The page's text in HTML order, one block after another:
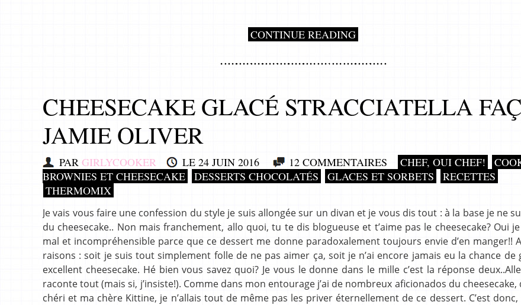
CONTINUE READING
CHEESECAKE GLACÉ STRACCIATELLA
JAMIE OLIVER
PAR GIRLYCOOKER LE 24 JUIN 2016 12 COMMENTAIRES CHEF, OUI CHEF!
BROWNIES ET CHEESECAKE
DESSERTS CHOCOLATÉS GLACES ET SORBETS
RECETTES
THERMOMIX
Je vais vous faire une confession du style je suis allongée sur un divan et je vous dis tout : à la base je ne
du cheesecake.. Non mais franchement, allo quoi, tu te dis blogueuse et t’aime pas le cheesecake? Oui je
mal et incompréhensible parce que ce dessert me donne paradoxalement toujours envie d’en manger!!
raisons : soit je suis tout simplement folle de ne pas aimer ça, soit je n’ai encore jamais eu la chance de
excellent cheesecake. Hé bien vous savez quoi? Je vous le donne dans le mille c’est la réponse
raconte tout (mais si, j’insiste!). Comme dans mon entourage j’ai de nombreux aficionados du
chéri et ma chère Kittine, je n’allais tout de même pas les priver éternellement de ce dessert. C’est donc,